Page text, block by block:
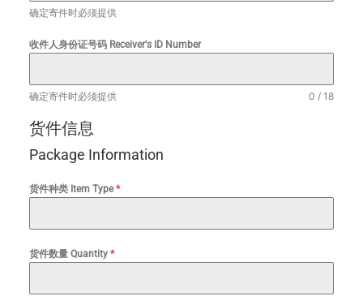
确定寄件时必须提供
收件人身份证号码 Receiver's ID Number
确定寄件时必须提供 0 / 18
货件信息
Package Information
货件种类 Item Type*
货件数量 Quantity *